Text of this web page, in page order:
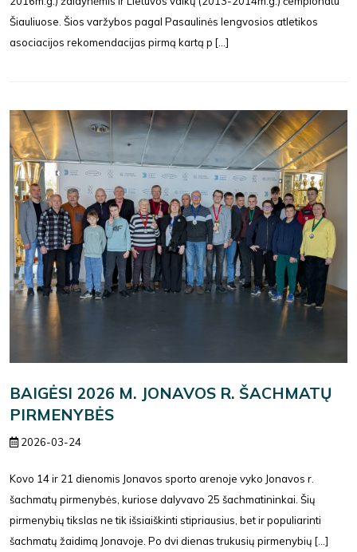
Šiauliuose. Šios varžybos pagal Pasaulinės lengvosios atletikos
asociacijos rekomendacijas pirmą kartą p [...]
BAIGĖSI 2026 M. JONAVOS R. ŠACHMATŲ
PIRMENYBĖS
2026-03-24
Kovo 14 ir 21 dienomis Jonavos sporto arenoje vyko Jonavos r.
šachmatų pirmenybės, kuriose dalyvavo 25 šachmatininkai. Šių
pirmenybių tikslas ne tik išsiaiškinti stipriausius, bet ir populiarinti
šachmatų žaidimą Jonavoje. Po dvi dienas trukusių pirmenybių [...]